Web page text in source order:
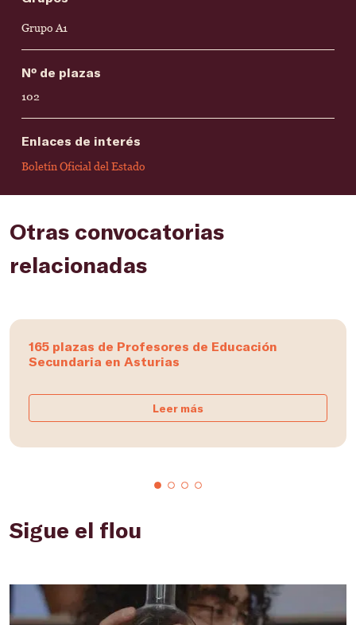
Grupo A1
Nº de plazas
102
Enlaces de interés
Boletín Oficial del Estado
Otras convocatorias
relacionadas
165 plazas de Profesores de Educación
Secundaria en Asturias
Leer más
Sigue el flou